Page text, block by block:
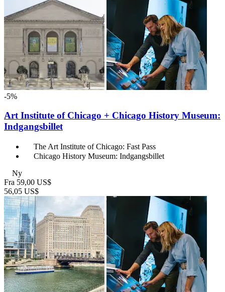
-5%
Art Institute of Chicago + Chicago History Museum:
Indgangsbillet
The Art Institute of Chicago: Fast Pass
Chicago History Museum: Indgangsbillet
Ny
Fra 59,00 US$
56,05 US$